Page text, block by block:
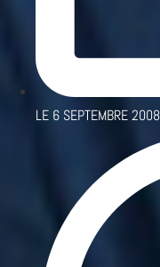
LE 6 SEPTEMBRE 2008